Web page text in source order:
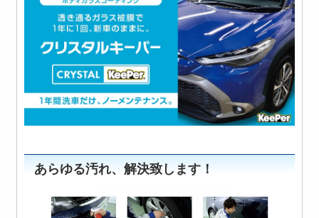
あらゆる汚れ、解決致します！